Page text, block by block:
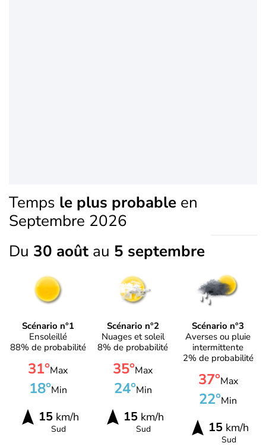
Temps le plus probable en
Septembre 2026
Du 30 août au 5 septembre
Scénario n°1
Ensoleillé
88% de probabilité
31°Max
18°Min
15km/h
Sud
Scénario n°2
Nuages et soleil
8% de probabilité
35°Max
24°Min
15km/h
Sud
Scénario n°3
Averses ou pluie
intermittente
2% de probabilité
37°Max
22°Min
15 km/h
Sud